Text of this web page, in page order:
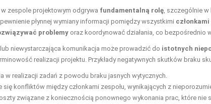
zespole projektowym odgrywa fundamentalną rolę , szczególnie
płynnej wymiany informacji pomiędzy wszystkimi członkami
problemy oraz koordynować działania, co bezpośrednio
niewystarczająca komunikacja może prowadzić do istotnych
realizacji projektu. Przykłady negatywnych skutków braku
w realizacji zadań z powodu braku jasnych wytycznych.
się konfliktów między członkami zespołu, wynikających z
związane z koniecznością ponownego wykonania prac, które nie